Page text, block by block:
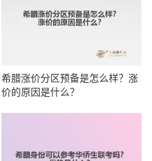
希腊涨价分区预备是怎么样？涨
价的原因是什么？